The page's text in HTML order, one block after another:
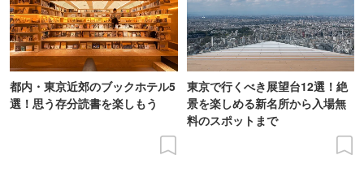
都内・東京近郊のブックホテル5
選！思う存分読書を楽しもう
東京で行くべき展望台12選！絶
景を楽しめる新名所から入場無
料のスポットまで